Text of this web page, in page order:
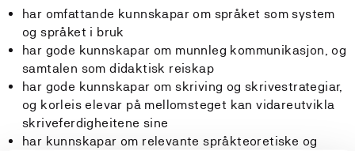
har omfattande kunnskapar om språket som system
og språket i bruk
har gode kunnskapar om munnleg kommunikasjon, og
samtalen som didaktisk reiskap
har gode kunnskapar om skriving og skrivestrategiar,
og korleis elevar på mellomsteget kan vidareutvikla
skriveferdigheitene sine
har kunnskapar om relevante språkteoretiske og